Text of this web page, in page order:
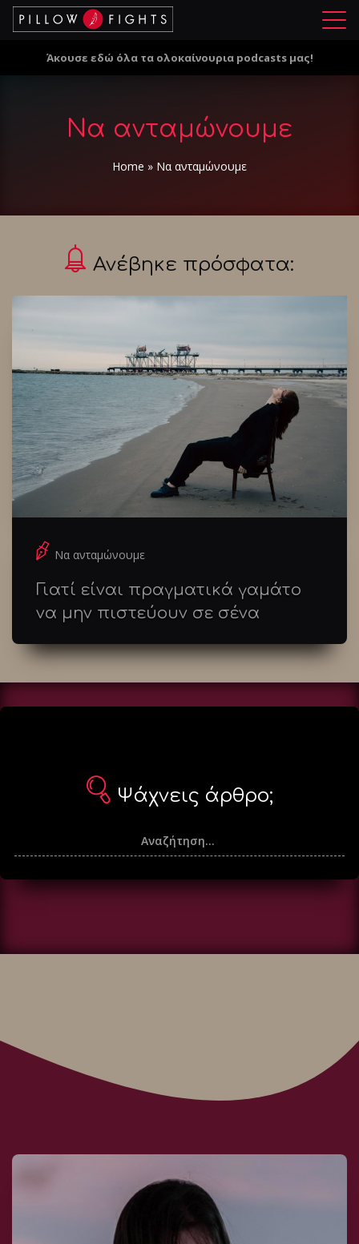
Μ
ο
Άκουσε εδώ όλα τα ολοκαίνουρια podcasts μας!
Να ανταμώνουμε
Home » Να ανταμώνουμε
Ανέβηκε πρόσφατα:
Να ανταμώνουμε
Γιατί είναι πραγματικά γαμάτο
να μην πιστεύουν σε σένα
Ψάχνεις άρθρο;